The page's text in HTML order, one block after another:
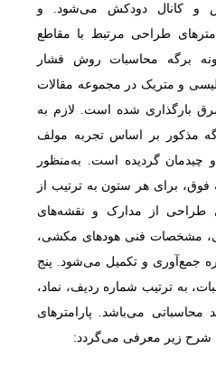
و کانال دودکش می‌‌شود. و
طراحی مرتبط با مقاطع
برگه محاسبات روش فشار
و متریک در مجموعه مقالات
بارگذاری شده است. لازم به
مذکور بر اساس تجربه مولف
چیدمان گردیده است. به‌منظور
برای هر ستون به ترتیب از
طراحی از مدارک و نقشه‌های
مشخصات فنی هودهای مکشی،
جمع‌آوری و تکمیل می‌شود. پنج
به ترتیب شماره ردیف، نماد،
محاسباتی می‌باشد. پارامترهای
شرح زیر معرفی می‌گردد: